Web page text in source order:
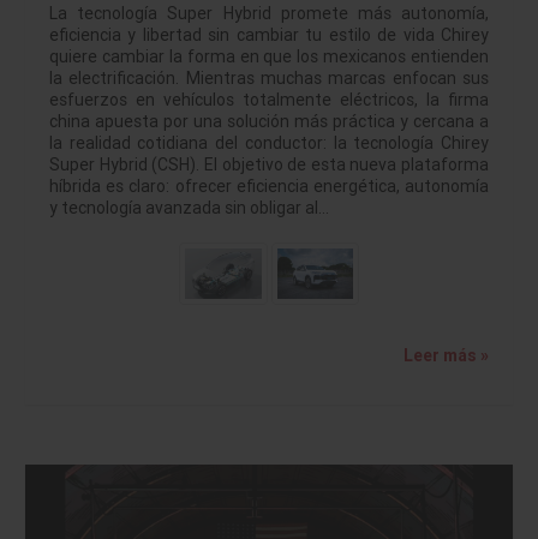
La tecnología Super Hybrid promete más autonomía,
eficiencia y libertad sin cambiar tu estilo de vida Chirey
quiere cambiar la forma en que los mexicanos entienden
la electrificación. Mientras muchas marcas enfocan sus
esfuerzos en vehículos totalmente eléctricos, la firma
china apuesta por una solución más práctica y cercana a
la realidad cotidiana del conductor: la tecnología Chirey
Super Hybrid (CSH). El objetivo de esta nueva plataforma
híbrida es claro: ofrecer eficiencia energética, autonomía
y tecnología avanzada sin obligar al…
Leer más »